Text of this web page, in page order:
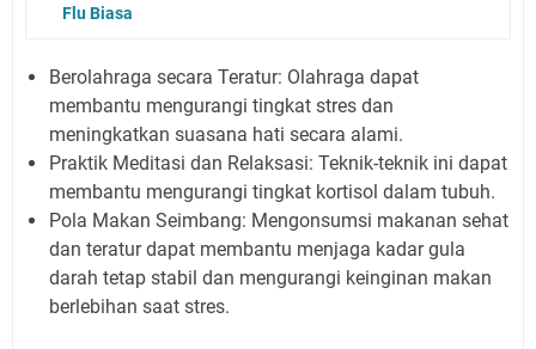
Flu Biasa
Berolahraga secara Teratur: Olahraga dapat
membantu mengurangi tingkat stres dan
meningkatkan suasana hati secara alami.
Praktik Meditasi dan Relaksasi: Teknik-teknik ini dapat
membantu mengurangi tingkat kortisol dalam tubuh.
Pola Makan Seimbang: Mengonsumsi makanan sehat
dan teratur dapat membantu menjaga kadar gula
darah tetap stabil dan mengurangi keinginan makan
berlebihan saat stres.